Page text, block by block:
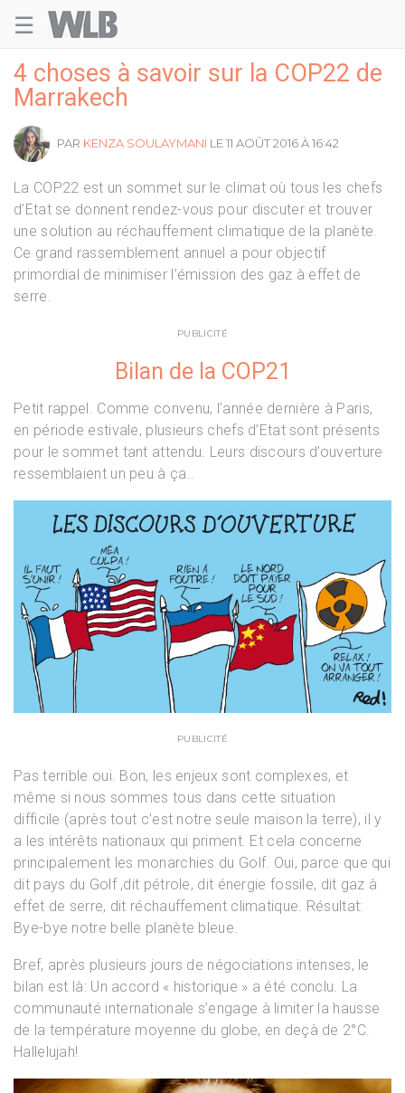
☰
4 choses à savoir sur la COP22 de
Marrakech
PAR KENZA SOULAYMANI LE 11 AOÛT 2016 À 16:42
La COP22 est un sommet sur le climat où tous les chefs
d’Etat se donnent rendez-vous pour discuter et trouver
une solution au réchauffement climatique de la planète.
Ce grand rassemblement annuel a pour objectif
primordial de minimiser l’émission des gaz à effet de
serre.
PUBLICITÉ
Bilan de la COP21
Petit rappel. Comme convenu, l’année dernière à Paris,
en période estivale, plusieurs chefs d’Etat sont présents
pour le sommet tant attendu. Leurs discours d’ouverture
ressemblaient un peu à ça..
PUBLICITÉ
Pas terrible oui. Bon, les enjeux sont complexes, et
même si nous sommes tous dans cette situation
difficile (après tout c’est notre seule maison la terre), il y
a les intérêts nationaux qui priment. Et cela concerne
principalement les monarchies du Golf. Oui, parce que qui
dit pays du Golf ,dit pétrole, dit énergie fossile, dit gaz à
effet de serre, dit réchauffement climatique. Résultat:
Bye-bye notre belle planète bleue.
Bref, après plusieurs jours de négociations intenses, le
bilan est là: Un accord « historique » a été conclu. La
communauté internationale s’engage à limiter la hausse
de la température moyenne du globe, en deçà de 2°C.
Hallelujah!